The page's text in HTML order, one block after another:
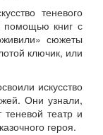
теневого
помощью книг с
сюжеты
ключик, или
искусство
Они узнали,
теневой театр и
героя.